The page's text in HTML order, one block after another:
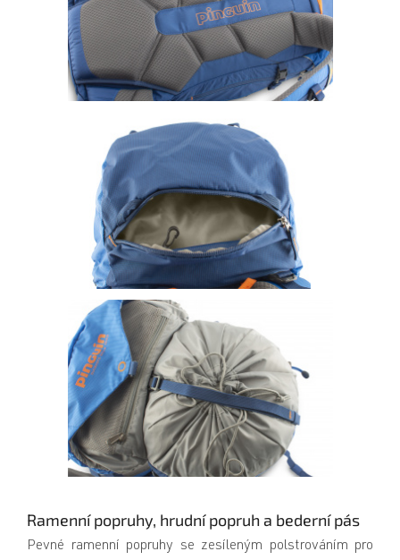
Ramenní popruhy, hrudní popruh a bederní pás
Pevné ramenní popruhy se zesíleným polstrováním pro